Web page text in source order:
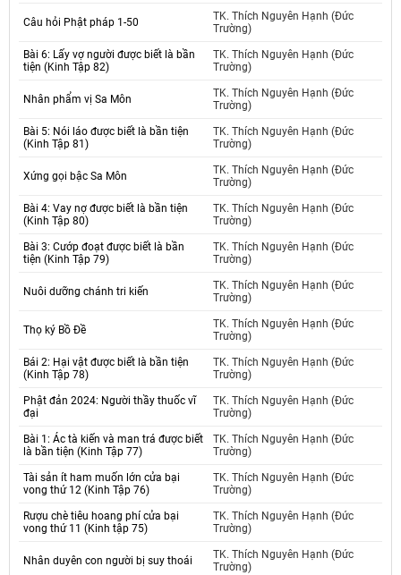
Câu hỏi Phật pháp 1-50
TK. Thích Nguyên Hạnh (Đức
Trường)
Bài 6: Lấy vợ người được biết là bần
tiện (Kinh Tập 82)
TK. Thích Nguyên Hạnh (Đức
Trường)
Nhân phẩm vị Sa Môn
TK. Thích Nguyên Hạnh (Đức
Trường)
Bài 5: Nói láo được biết là bần tiện
(Kinh Tập 81)
TK. Thích Nguyên Hạnh (Đức
Trường)
Xứng gọi bậc Sa Môn
TK. Thích Nguyên Hạnh (Đức
Trường)
Bài 4: Vay nợ được biết là bần tiện
(Kinh Tập 80)
TK. Thích Nguyên Hạnh (Đức
Trường)
Bài 3: Cướp đoạt được biết là bần
tiện (Kinh Tập 79)
TK. Thích Nguyên Hạnh (Đức
Trường)
Nuôi dưỡng chánh tri kiến
TK. Thích Nguyên Hạnh (Đức
Trường)
Thọ ký Bồ Đề
TK. Thích Nguyên Hạnh (Đức
Trường)
Bái 2: Hại vật được biết là bần tiện
(Kinh Tập 78)
TK. Thích Nguyên Hạnh (Đức
Trường)
Phật đản 2024: Người thầy thuốc vĩ
đại
TK. Thích Nguyên Hạnh (Đức
Trường)
Bài 1: Ác tà kiến và man trá được biết
là bần tiện (Kinh Tập 77)
TK. Thích Nguyên Hạnh (Đức
Trường)
Tài sản ít ham muốn lớn cửa bại
vong thứ 12 (Kinh Tập 76)
TK. Thích Nguyên Hạnh (Đức
Trường)
Rượu chè tiêu hoang phí cửa bại
vong thứ 11 (Kinh tập 75)
TK. Thích Nguyên Hạnh (Đức
Trường)
Nhân duyên con người bị suy thoái
TK. Thích Nguyên Hạnh (Đức
Trường)